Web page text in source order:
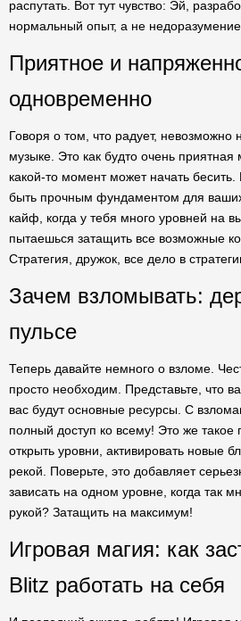
распутать. Вот тут чувство: Эй,
нормальный опыт, а не
Приятное и
одновременно
Говоря о том, что радует, невозможно
музыке. Это как будто очень
какой-то момент может начать
быть прочным фундаментом для
кайф, когда у тебя много уровней на
пытаешься затащить все возможные
Стратегия, дружок, все дело в
Зачем взломывать:
пульсе
Теперь давайте немного о взломе.
просто необходим. Представьте, что
вас будут основные ресурсы. С
полный доступ ко всему! Это же
открыть уровни, активировать новые
рекой. Поверьте, это добавляет
зависать на одном уровне, когда так
рукой? Затащить на максимум!
Игровая магия: как
Blitz работать на себя